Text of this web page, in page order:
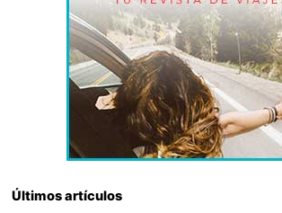
Últimos artículos